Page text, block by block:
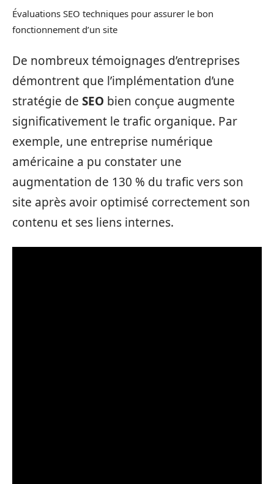
Évaluations SEO techniques pour assurer le bon
fonctionnement d’un site
De nombreux témoignages d’entreprises
démontrent que l’implémentation d’une
stratégie de SEO bien conçue augmente
significativement le trafic organique. Par
exemple, une entreprise numérique
américaine a pu constater une
augmentation de 130 % du trafic vers son
site après avoir optimisé correctement son
contenu et ses liens internes.